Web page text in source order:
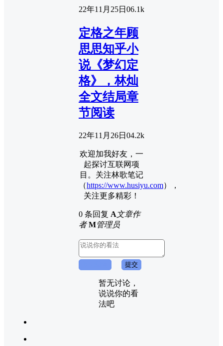
22年11月25日 06.1k
定格之年顾
思思知乎小
说《梦幻定
格》，林灿
全文结局章
节阅读
22年11月26日 04.2k
欢迎加我好友，一
起探讨互联网项
目。关注林歌笔记
（https://www.husiyu.com），
关注更多精彩！
0 条回复 A文章作
者 M管理员
提交
暂无讨论，
说说你的看
法吧